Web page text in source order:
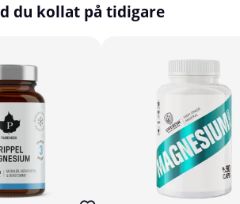
du kollat på tidigare